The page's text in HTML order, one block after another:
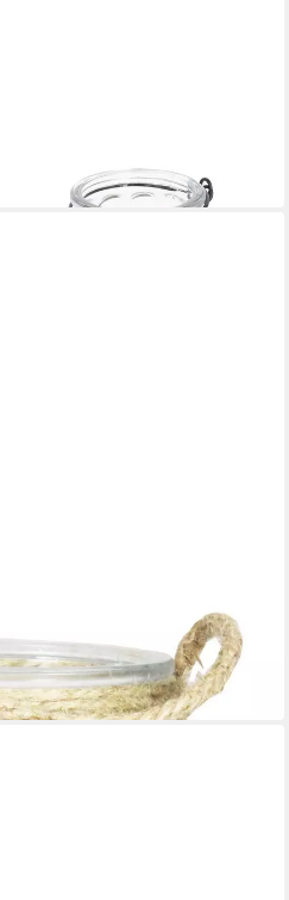
Henkel, längsstreifen, klar,